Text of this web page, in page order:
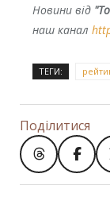
Новини від
наш канал
ТЕГИ:
Поділитися